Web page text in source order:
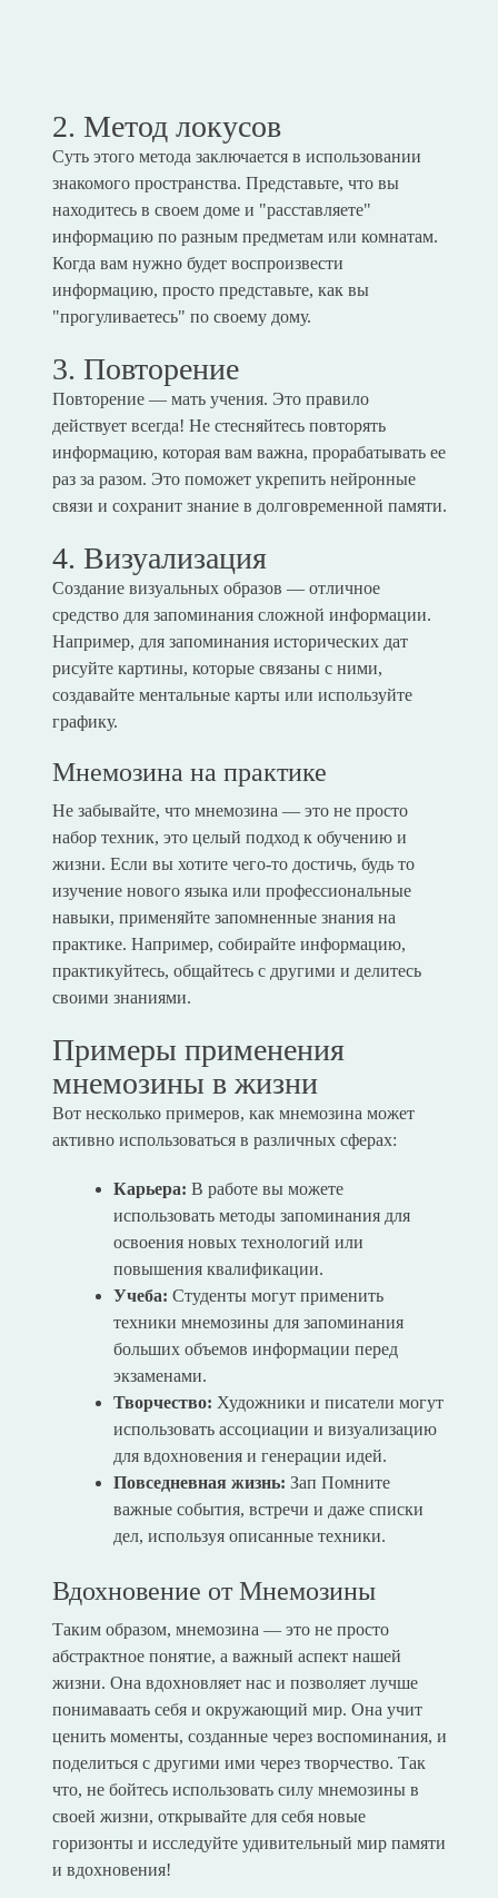
2. Метод локусов
Суть этого метода заключается в использовании
знакомого пространства. Представьте, что вы
находитесь в своем доме и "расставляете"
информацию по разным предметам или комнатам.
Когда вам нужно будет воспроизвести
информацию, просто представьте, как вы
"прогуливаетесь" по своему дому.
3. Повторение
Повторение — мать учения. Это правило
действует всегда! Не стесняйтесь повторять
информацию, которая вам важна, прорабатывать ее
раз за разом. Это поможет укрепить нейронные
связи и сохранит знание в долговременной памяти.
4. Визуализация
Создание визуальных образов — отличное
средство для запоминания сложной информации.
Например, для запоминания исторических дат
рисуйте картины, которые связаны с ними,
создавайте ментальные карты или используйте
графику.
Мнемозина на практике
Не забывайте, что мнемозина — это не просто
набор техник, это целый подход к обучению и
жизни. Если вы хотите чего-то достичь, будь то
изучение нового языка или профессиональные
навыки, применяйте запомненные знания на
практике. Например, собирайте информацию,
практикуйтесь, общайтесь с другими и делитесь
своими знаниями.
Примеры применения
мнемозины в жизни
Вот несколько примеров, как мнемозина может
активно использоваться в различных сферах:
Карьера: В работе вы можете
использовать методы запоминания для
освоения новых технологий или
повышения квалификации.
Учеба: Студенты могут применить
техники мнемозины для запоминания
больших объемов информации перед
экзаменами.
Творчество: Художники и писатели могут
использовать ассоциации и визуализацию
для вдохновения и генерации идей.
Повседневная жизнь: Зап Помните
важные события, встречи и даже списки
дел, используя описанные техники.
Вдохновение от Мнемозины
Таким образом, мнемозина — это не просто
абстрактное понятие, а важный аспект нашей
жизни. Она вдохновляет нас и позволяет лучше
понимаваать себя и окружающий мир. Она учит
ценить моменты, созданные через воспоминания, и
поделиться с другими ими через творчество. Так
что, не бойтесь использовать силу мнемозины в
своей жизни, открывайте для себя новые
горизонты и исследуйте удивительный мир памяти
и вдохновения!